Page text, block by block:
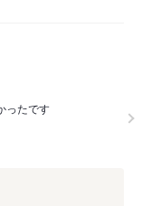
ったです